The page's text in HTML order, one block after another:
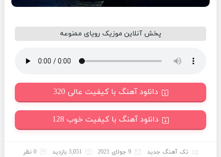
پخش آنلاین موزیک رویای ممنوعه
دانلود آهنگ با کیفیت عالی 320
دانلود آهنگ با کیفیت خوب 128
تک آهنگ جدید 9 جولای 2021 3,051 بازدید 0 نظر